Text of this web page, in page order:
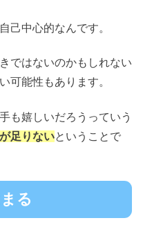
己中心的なんです。
ではないのかもしれない
可能性もあります。
も嬉しいだろうっていう
足りないということで
る